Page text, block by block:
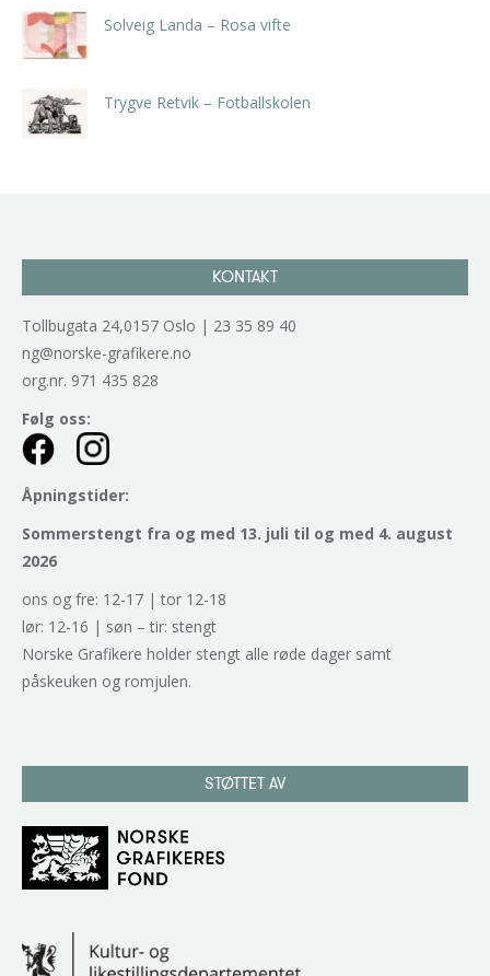
Solveig Landa – Rosa vifte
Trygve Retvik – Fotballskolen
KONTAKT
Tollbugata 24,0157 Oslo | 23 35 89 40
ng@norske-grafikere.no
org.nr. 971 435 828
Følg oss:
Åpningstider:
Sommerstengt fra og med 13. juli til og med 4. august
2026
ons og fre: 12-17 | tor 12-18
lør: 12-16 | søn – tir: stengt
Norske Grafikere holder stengt alle røde dager samt
påskeuken og romjulen.
STØTTET AV